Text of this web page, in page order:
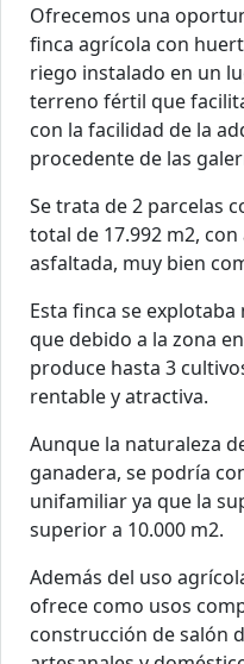
Ofrecemos una
finca agrícola con
riego instalado en un
terreno fértil que
con la facilidad de la
procedente de las
Se trata de 2 parcelas
total de 17.992 m2,
asfaltada, muy bien
Esta finca se
que debido a la zona
produce hasta 3
rentable y atractiva.
Aunque la naturaleza
ganadera, se podría
unifamiliar ya que la
superior a 10.000 m2.
Además del uso
ofrece como usos
construcción de salón